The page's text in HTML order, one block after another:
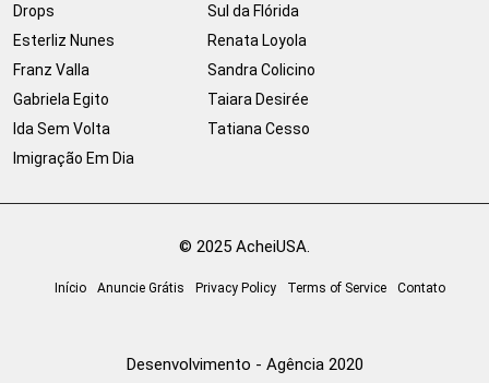
Drops
Esterliz Nunes
Franz Valla
Gabriela Egito
Ida Sem Volta
Imigração Em Dia
Sul da Flórida
Renata Loyola
Sandra Colicino
Taiara Desirée
Tatiana Cesso
© 2025 AcheiUSA.
Início Anuncie Grátis Privacy Policy Terms of Service Contato
Desenvolvimento - Agência 2020